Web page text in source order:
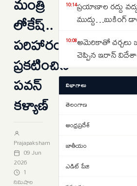
లోకేష్..
పరిహారం
ప్రకటించిన
పవన్
కళ్యాణ్
Prajapaksham
09 Jun
2026
1
నిమిషాల
10:14ప్రయాణాల రద్దు
ముద్దు…బుకింగ్
10:08అమెరికాతో చర్చలు
చెప్పిన ఇరాన్
అరాఘ్చీ
09:24హైదరాబాద్ నుంచి
సేవలు.. హుస్సేన్
ప్రకాశం బ్యారేజీ వద్ద
పనిచేశారు..
హీరో యష్
09:09మానేరు తీరపు
విభాగాలు
తెలంగాణ
ఆంధ్రప్రదేశ్
జాతీయం
ఎడిట్ పేజి